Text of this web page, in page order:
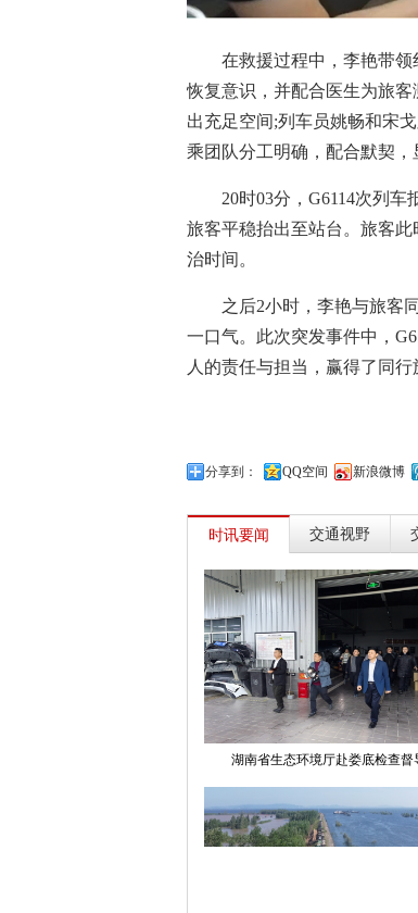
在救援过程中，李艳带
恢复意识，并配合医生为旅
出充足空间;列车员姚畅和宋
乘团队分工明确，配合默契，
20时03分，G6114次列
旅客平稳抬出至站台。旅客
治时间。
之后2小时，李艳与旅客
一口气。此次突发事件中，
人的责任与担当，赢得了同行
分享到： QQ空间 新浪微博
时讯要闻 交通视野
湖南省生态环境厅赴娄底检查督